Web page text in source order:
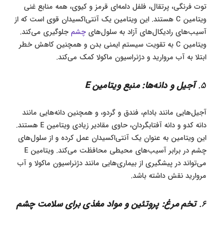
توت فرنگی، پرتقال، فلفل دلمه‌ای قرمز و کیوی، همه منابع غنی
ویتامین C هستند. این ویتامین یک آنتی‌اکسیدان قوی است که از
آسیب‌های رادیکال‌های آزاد به سلول‌هایچشم جلوگیری می‌کند.
ویتامین C به تقویت سیستم ایمنی بدن و همچنین کاهش خطر
ابتلا به آب مروارید و دژنراسیون ماکولا کمک می‌کند.
5. آجیل و دانه‌ها: منبع ویتامین E
آجیل‌هایی مانند بادام، فندق و گردو، و همچنین دانه‌هایی مانند
دانه کدو و دانه آفتابگردان، حاوی مقادیر زیادی ویتامین E هستند.
این ویتامین به عنوان یک آنتی‌اکسیدان عمل کرده و از سلول‌های
چشم در برابر آسیب‌های محیطی محافظت می‌کند. ویتامین E
می‌تواند در پیشگیری از بیماری‌هایی مانند دژنراسیون ماکولا و آب
مروارید نقش داشته باشد.
6. تخم مرغ: پروتئین و مواد مغذی برای سلامت چشم